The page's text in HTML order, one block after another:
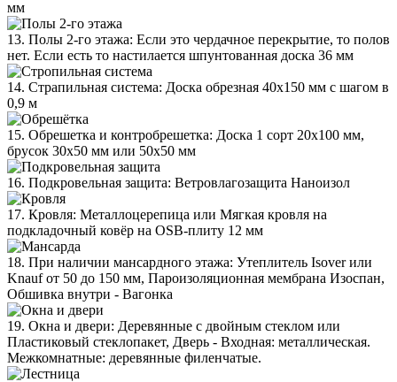
мм
13. Полы 2-го этажа: Если это чердачное перекрытие, то полов
нет. Если есть то настилается шпунтованная доска 36 мм
14. Страпильная система: Доска обрезная 40х150 мм с шагом в
0,9 м
15. Обрешетка и контробрешетка: Доска 1 сорт 20х100 мм,
брусок 30х50 мм или 50х50 мм
16. Подкровельная защита: Ветровлагозащита Наноизол
17. Кровля: Металлоцерепица или Мягкая кровля на
подкладочный ковёр на OSB-плиту 12 мм
18. При наличии мансардного этажа: Утеплитель Isover или
Knauf от 50 до 150 мм, Пароизоляционная мембрана Изоспан,
Обшивка внутри - Вагонка
19. Окна и двери: Деревянные с двойным стеклом или
Пластиковый стеклопакет, Дверь - Входная: металлическая.
Межкомнатные: деревянные филенчатые.